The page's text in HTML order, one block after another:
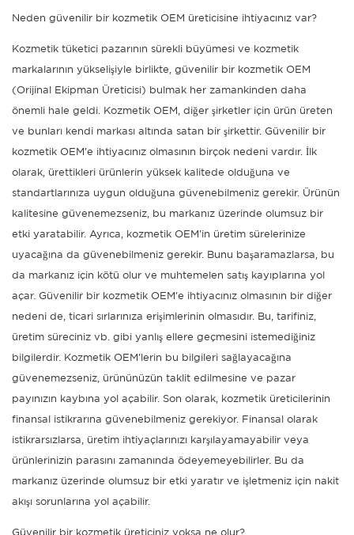
Neden güvenilir bir kozmetik OEM üreticisine ihtiyacınız var?
Kozmetik tüketici pazarının sürekli büyümesi ve kozmetik
markalarının yükselişiyle birlikte, güvenilir bir kozmetik OEM
(Orijinal Ekipman Üreticisi) bulmak her zamankinden daha
önemli hale geldi. Kozmetik OEM, diğer şirketler için ürün üreten
ve bunları kendi markası altında satan bir şirkettir. Güvenilir bir
kozmetik OEM'e ihtiyacınız olmasının birçok nedeni vardır. İlk
olarak, ürettikleri ürünlerin yüksek kalitede olduğuna ve
standartlarınıza uygun olduğuna güvenebilmeniz gerekir. Ürünün
kalitesine güvenemezseniz, bu markanız üzerinde olumsuz bir
etki yaratabilir. Ayrıca, kozmetik OEM'in üretim sürelerinize
uyacağına da güvenebilmeniz gerekir. Bunu başaramazlarsa, bu
da markanız için kötü olur ve muhtemelen satış kayıplarına yol
açar. Güvenilir bir kozmetik OEM'e ihtiyacınız olmasının bir diğer
nedeni de, ticari sırlarınıza erişimlerinin olmasıdır. Bu, tarifiniz,
üretim süreciniz vb. gibi yanlış ellere geçmesini istemediğiniz
bilgilerdir. Kozmetik OEM'lerin bu bilgileri sağlayacağına
güvenemezseniz, ürününüzün taklit edilmesine ve pazar
payınızın kaybına yol açabilir. Son olarak, kozmetik üreticilerinin
finansal istikrarına güvenebilmeniz gerekiyor. Finansal olarak
istikrarsızlarsa, üretim ihtiyaçlarınızı karşılayamayabilir veya
ürünlerinizin parasını zamanında ödeyemeyebilirler. Bu da
markanız üzerinde olumsuz bir etki yaratır ve işletmeniz için nakit
akışı sorunlarına yol açabilir.
Güvenilir bir kozmetik üreticiniz yoksa ne olur?